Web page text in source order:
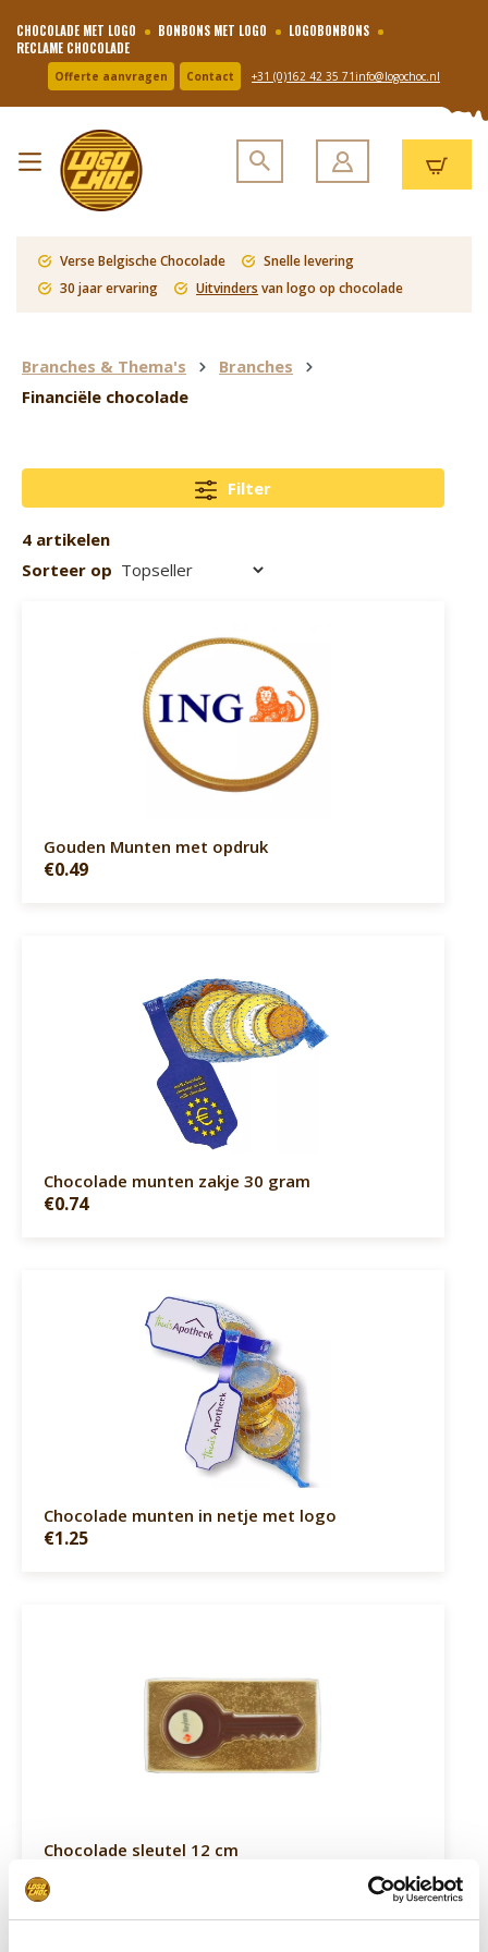
CHOCOLADE MET LOGO BONBONS MET LOGO
LOGOBONBONS
RECLAME CHOCOLADE
Offerte aanvragen Contact +31 (0)162 42 35 71 info@logochoc.nl
Verse Belgische Chocolade
Snelle levering
30 jaar ervaring
Uitvinders van logo op chocolade
Branches & Thema's
Branches
Financiële chocolade
Filter
4 artikelen
Sorteer op
Gouden Munten met opdruk
€0.49
Chocolade munten zakje 30 gram
€0.74
Chocolade munten in netje met logo
€1.25
Chocolade sleutel 12 cm